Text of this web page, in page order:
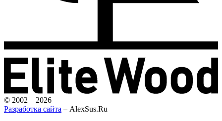
© 2002 – 2026
Разработка сайта – AlexSus.Ru